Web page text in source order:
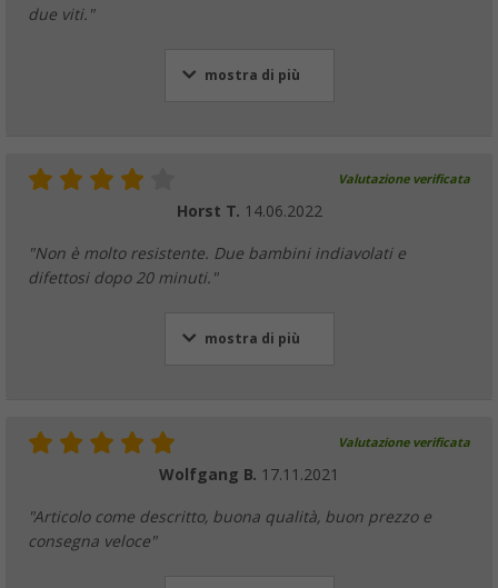
due viti."
mostra di più
Valutazione verificata
Horst T. 14.06.2022
"Non è molto resistente. Due bambini indiavolati e
difettosi dopo 20 minuti."
mostra di più
Valutazione verificata
Wolfgang B. 17.11.2021
"Articolo come descritto, buona qualità, buon prezzo e
consegna veloce"